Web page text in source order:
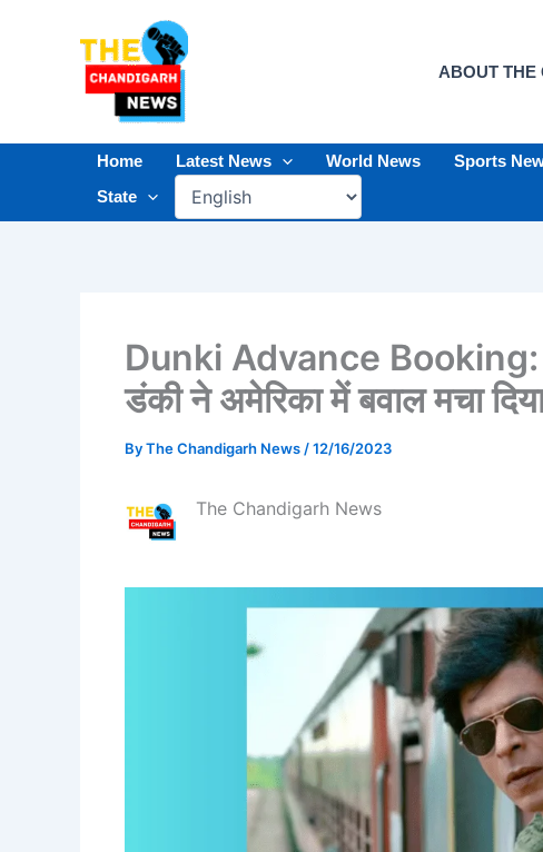
ABOUT THE
Home Latest News World News Sports
State
Dunki Advance
डंकी ने अमेरिका में बवाल मचा
ByThe Chandigarh News /12/16/2023
The Chandigarh News